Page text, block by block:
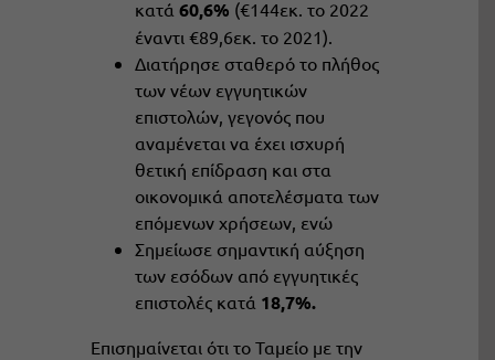
κατά 60,6% (€144εκ. το 2022
έναντι €89,6εκ. το 2021).
Διατήρησε σταθερό το πλήθος
των νέων εγγυητικών
επιστολών, γεγονός που
αναμένεται να έχει ισχυρή
θετική επίδραση και στα
οικονομικά αποτελέσματα των
επόμενων χρήσεων, ενώ
Σημείωσε σημαντική αύξηση
των εσόδων από εγγυητικές
επιστολές κατά 18,7%.
Επισημαίνεται ότι το Ταμείο με την